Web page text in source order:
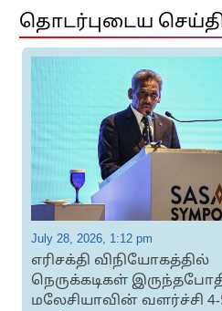
தொடர்புடைய
July 28, 2026, 1:12 pm
எரிசக்தி விநியோகத்தில்
நெருக்கடிகள்
மலேசியாவின் வளர்ச்சி 4-